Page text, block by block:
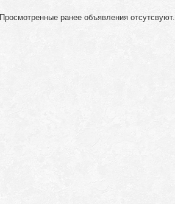
Просмотренные ранее объявления отсутсвуют.